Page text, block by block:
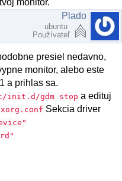
monitor.
Plado
ubuntu
Používateľ
presiel nedavno,
monitor, alebo este
a prihlas sa.
init.d/gdm stop a edituj
Sekcia driver